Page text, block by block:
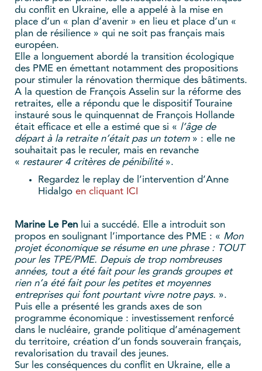
du conflit en Ukraine, elle a appelé à la mise en
place d’un « plan d’avenir » en lieu et place d’un «
plan de résilience » qui ne soit pas français mais
européen.
Elle a longuement abordé la transition écologique
des PME en émettant notamment des propositions
pour stimuler la rénovation thermique des bâtiments.
A la question de François Asselin sur la réforme des
retraites, elle a répondu que le dispositif Touraine
instauré sous le quinquennat de François Hollande
était efficace et elle a estimé que si « l’âge de
départ à la retraite n’était pas un totem» : elle ne
souhaitait pas le reculer, mais en revanche
« restaurer 4 critères de pénibilité».
Regardez le replay de l’intervention d’Anne
Hidalgo en cliquant ICI
Marine Le Pen lui a succédé. Elle a introduit son
propos en soulignant l’importance des PME : « Mon
projet économique se résume en une phrase : TOUT
pour les TPE/PME. Depuis de trop nombreuses
années, tout a été fait pour les grands groupes et
rien n’a été fait pour les petites et moyennes
entreprises qui font pourtant vivre notre pays. ».
Puis elle a présenté les grands axes de son
programme économique : investissement renforcé
dans le nucléaire, grande politique d’aménagement
du territoire, création d’un fonds souverain français,
revalorisation du travail des jeunes.
Sur les conséquences du conflit en Ukraine, elle a